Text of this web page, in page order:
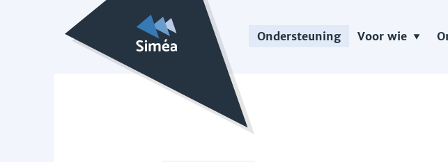
Ondersteuning Voor wie